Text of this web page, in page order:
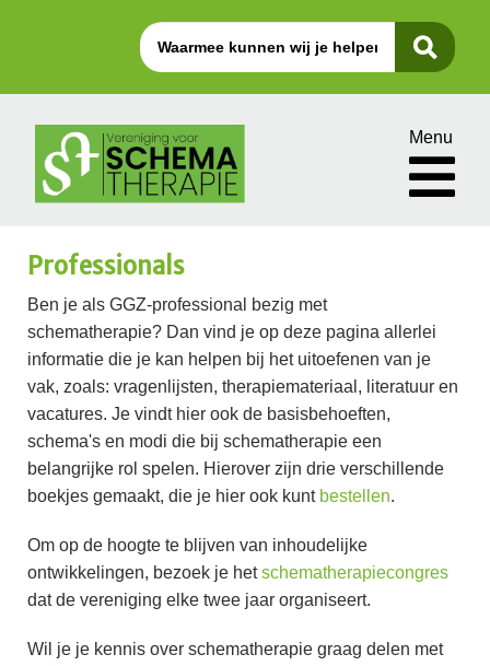
Menu
Professionals
Ben je als GGZ-professional bezig met
schematherapie? Dan vind je op deze pagina allerlei
informatie die je kan helpen bij het uitoefenen van je
vak, zoals: vragenlijsten, therapiemateriaal, literatuur en
vacatures. Je vindt hier ook de basisbehoeften,
schema's en modi die bij schematherapie een
belangrijke rol spelen. Hierover zijn drie verschillende
boekjes gemaakt, die je hier ook kunt bestellen.
Om op de hoogte te blijven van inhoudelijke
ontwikkelingen, bezoek je hetschematherapiecongres
dat de vereniging elke twee jaar organiseert.
Wil je je kennis over schematherapie graag delen met